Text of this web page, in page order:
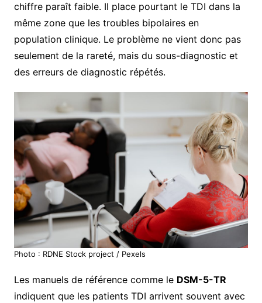
chiffre paraît faible. Il place pourtant le TDI dans la
même zone que les troubles bipolaires en
population clinique. Le problème ne vient donc pas
seulement de la rareté, mais du sous-diagnostic et
des erreurs de diagnostic répétés.
Photo : RDNE Stock project / Pexels
Les manuels de référence comme le DSM-5-TR
indiquent que les patients TDI arrivent souvent avec